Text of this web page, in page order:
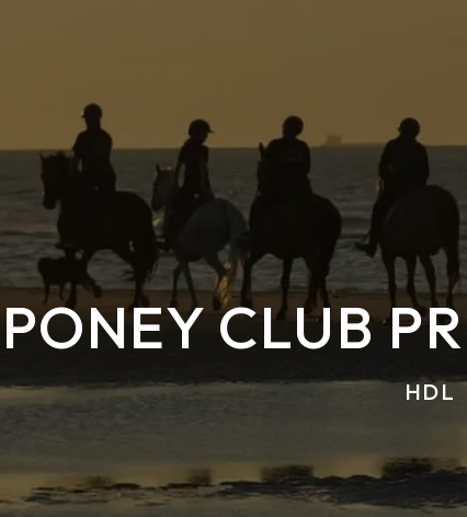
PONEY CLUB
HDL